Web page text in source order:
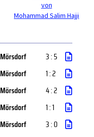
von
Mohammad Salim Hajji
Mörsdorf
3 : 5
Mörsdorf
1 : 2
Mörsdorf
4 : 2
Mörsdorf
1 : 1
Mörsdorf 3 : 0